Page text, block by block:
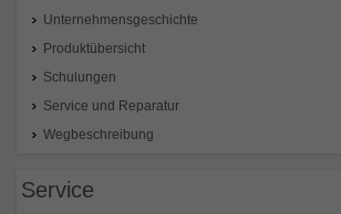
Unternehmensgeschichte
Produktübersicht
Schulungen
Service und Reparatur
Wegbeschreibung
Service